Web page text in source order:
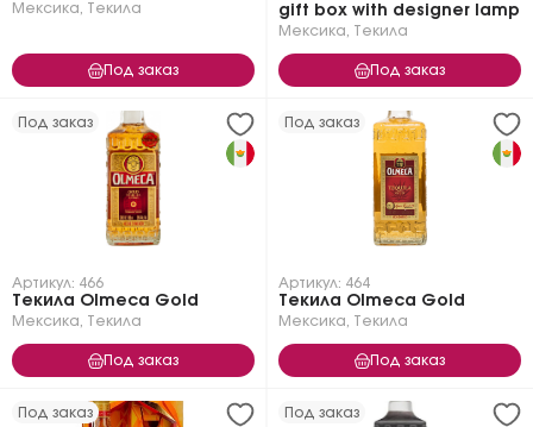
Мексика Текила
Под заказ
gift box with designer lamp
Мексика Текила
Под заказ
Под заказ
Артикул: 466
Текила Olmeca Gold
Мексика Текила
Под заказ
Под заказ
Артикул: 464
Текила Olmeca Gold
Мексика Текила
Под заказ
Под заказ Под заказ